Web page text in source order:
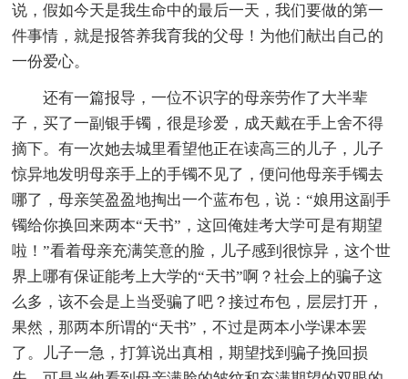
说，假如今天是我生命中的最后一天，我们要做的第一
件事情，就是报答养我育我的父母！为他们献出自己的
一份爱心。
还有一篇报导，一位不识字的母亲劳作了大半辈
子，买了一副银手镯，很是珍爱，成天戴在手上舍不得
摘下。有一次她去城里看望他正在读高三的儿子，儿子
惊异地发明母亲手上的手镯不见了，便问他母亲手镯去
哪了，母亲笑盈盈地掏出一个蓝布包，说：“娘用这副手
镯给你换回来两本“天书”，这回俺娃考大学可是有期望
啦！”看着母亲充满笑意的脸，儿子感到很惊异，这个世
界上哪有保证能考上大学的“天书”啊？社会上的骗子这
么多，该不会是上当受骗了吧？接过布包，层层打开，
果然，那两本所谓的“天书”，不过是两本小学课本罢
了。儿子一急，打算说出真相，期望找到骗子挽回损